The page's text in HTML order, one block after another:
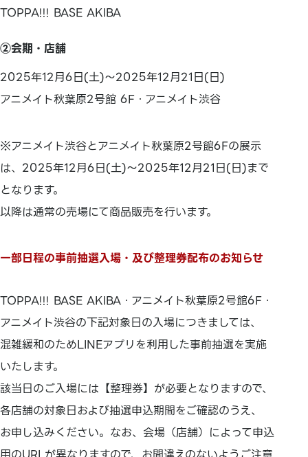
TOPPA!!! BASE AKIBA
②会期・店舗
2025年12月6日(土)～2025年12月21日(日)
アニメイト秋葉原2号館 6F・アニメイト渋谷
※アニメイト渋谷とアニメイト秋葉原2号館6Fの展示
は、2025年12月6日(土)～2025年12月21日(日)まで
となります。
以降は通常の売場にて商品販売を行います。
一部日程の事前抽選入場・及び整理券配布のお知らせ
TOPPA!!! BASE AKIBA・アニメイト秋葉原2号館6F・
アニメイト渋谷の下記対象日の入場につきましては、
混雑緩和のためLINEアプリを利用した事前抽選を実施
いたします。
該当日のご入場には【整理券】が必要となりますので、
各店舗の対象日および抽選申込期間をご確認のうえ、
お申し込みください。なお、会場（店舗）によって申込